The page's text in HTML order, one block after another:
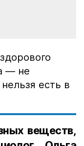
— не
есть в
веществ,